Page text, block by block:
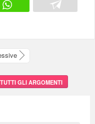
TUTTI GLI ARGOMENTI